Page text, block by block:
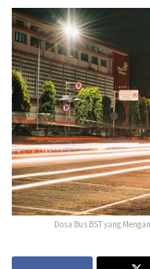
Dosa Bus BST yang